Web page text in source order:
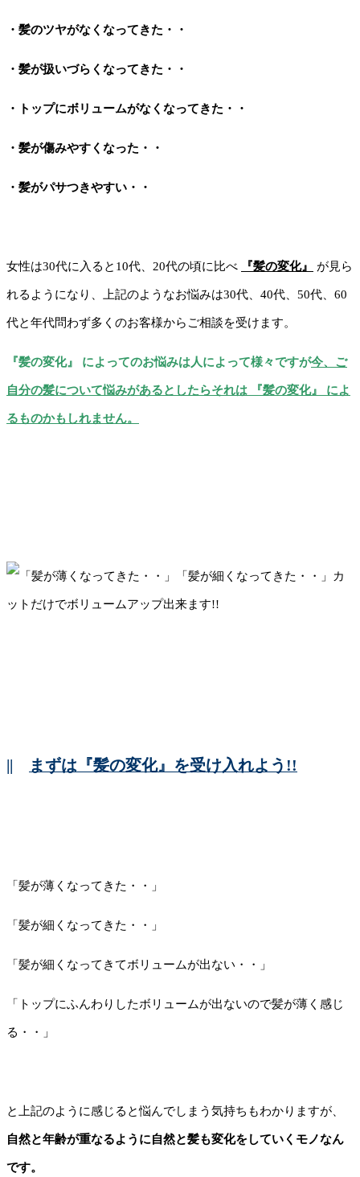
・髪のツヤがなくなってきた・・
・髪が扱いづらくなってきた・・
・トップにボリュームがなくなってきた・・
・髪が傷みやすくなった・・
・髪がパサつきやすい・・
女性は30代に入ると10代、20代の頃に比べ 『髪の変化』 が見ら
れるようになり、上記のようなお悩みは30代、40代、50代、60
代と年代問わず多くのお客様からご相談を受けます。
『髪の変化』 によってのお悩みは人によって様々ですが今、ご
自分の髪について悩みがあるとしたらそれは 『髪の変化』 によ
るものかもしれません。
まずは『髪の変化』を受け入れよう!!
「髪が薄くなってきた・・」
「髪が細くなってきた・・」
「髪が細くなってきてボリュームが出ない・・」
「トップにふんわりしたボリュームが出ないので髪が薄く感じ
る・・」
と上記のように感じると悩んでしまう気持ちもわかりますが、
自然と年齢が重なるように自然と髪も変化をしていくモノなん
です。